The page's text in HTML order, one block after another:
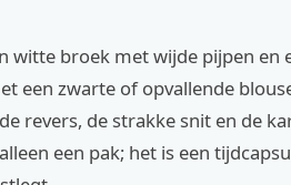
witte broek met wijde pijpen en
een zwarte of opvallende
revers, de strakke snit en de
een pak; het is een